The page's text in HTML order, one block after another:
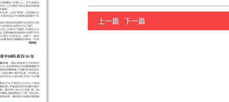
上一篇 下一篇